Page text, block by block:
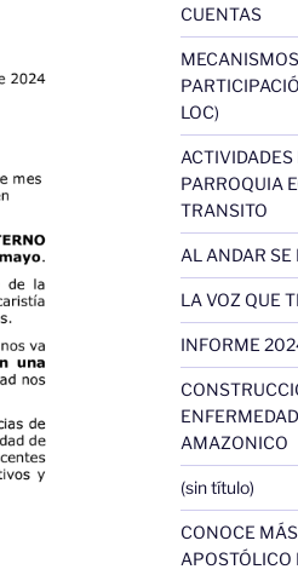
CUENTAS
LOC)
PARROQUIA
TRANSITO
AL ANDAR
LA VOZ QUE
INFORME
AMAZONICO
(sin título)
CONOCE
APOSTÓLICO